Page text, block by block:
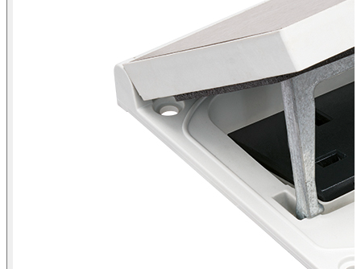
Vista isométrica del marco y tapa porta-mecanismos